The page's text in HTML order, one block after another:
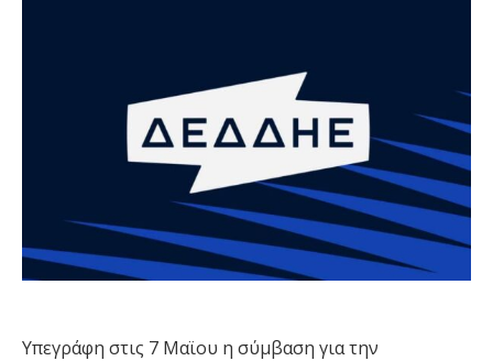
Υπεγράφη στις 7 Μαϊου η σύμβαση για την